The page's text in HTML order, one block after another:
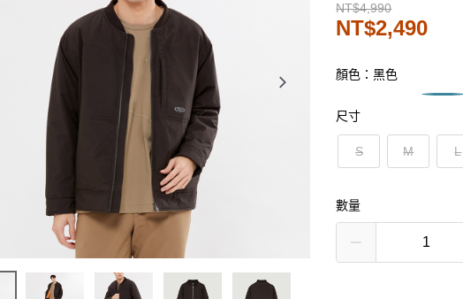
NT$4,990
NT$2,490
顏色：黑色
尺寸
S M L
數量